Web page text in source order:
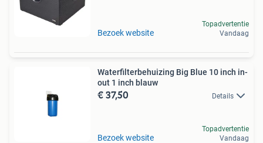
Bezoek website
Topadvertentie
Vandaag
Waterfilterbehuizing Big Blue 10 inch in-
out 1 inch blauw
€ 37,50 Details
Bezoek website
Topadvertentie
Vandaag